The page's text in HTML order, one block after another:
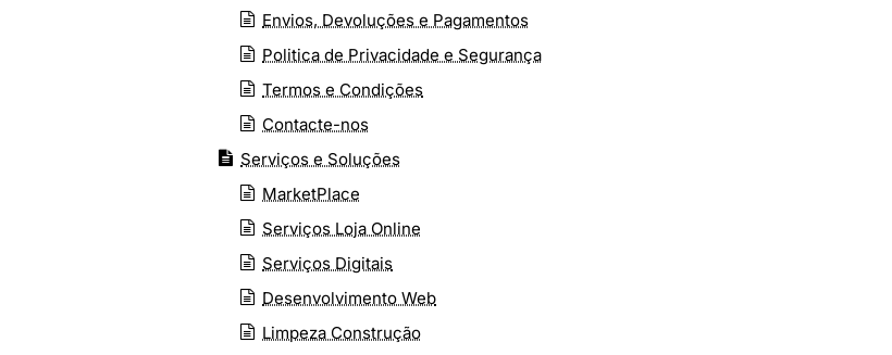
Envios, Devoluções e Pagamentos
Politica de Privacidade e Segurança
Termos e Condições
Contacte-nos
Serviços e Soluções
MarketPlace
Serviços Loja Online
Serviços Digitais
Desenvolvimento Web
Limpeza Construção